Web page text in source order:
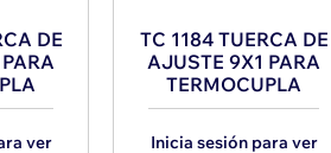
DE
ver
TC 1184 TUERCA DE
AJUSTE 9X1 PARA
TERMOCUPLA
Inicia sesión para ver